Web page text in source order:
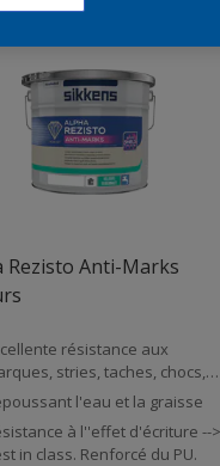
Rezisto Anti-Marks
résistance aux
stries, taches, chocs,…
l'eau et la graisse
à l''effet d'écriture -->
in class. Renforcé du PU.